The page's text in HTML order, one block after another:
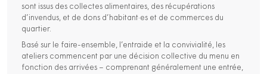
sont issus des collectes alimentaires, des récupérations
d’invendus, et de dons d’habitant·es et de commerces du
quartier.
Basé sur le faire-ensemble, l’entraide et la convivialité, les
ateliers commencent par une décision collective du menu en
fonction des arrivées – comprenant généralement une entrée,